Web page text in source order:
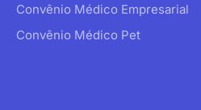
Convênio Médico Empresarial
Convênio Médico Pet